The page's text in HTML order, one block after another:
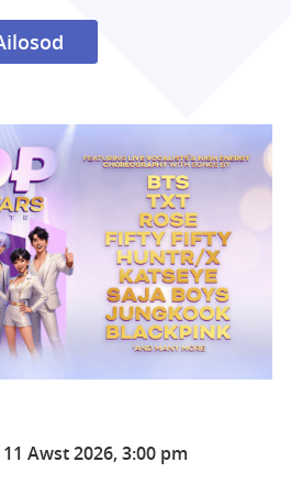
11 Awst 2026, 3:00 pm